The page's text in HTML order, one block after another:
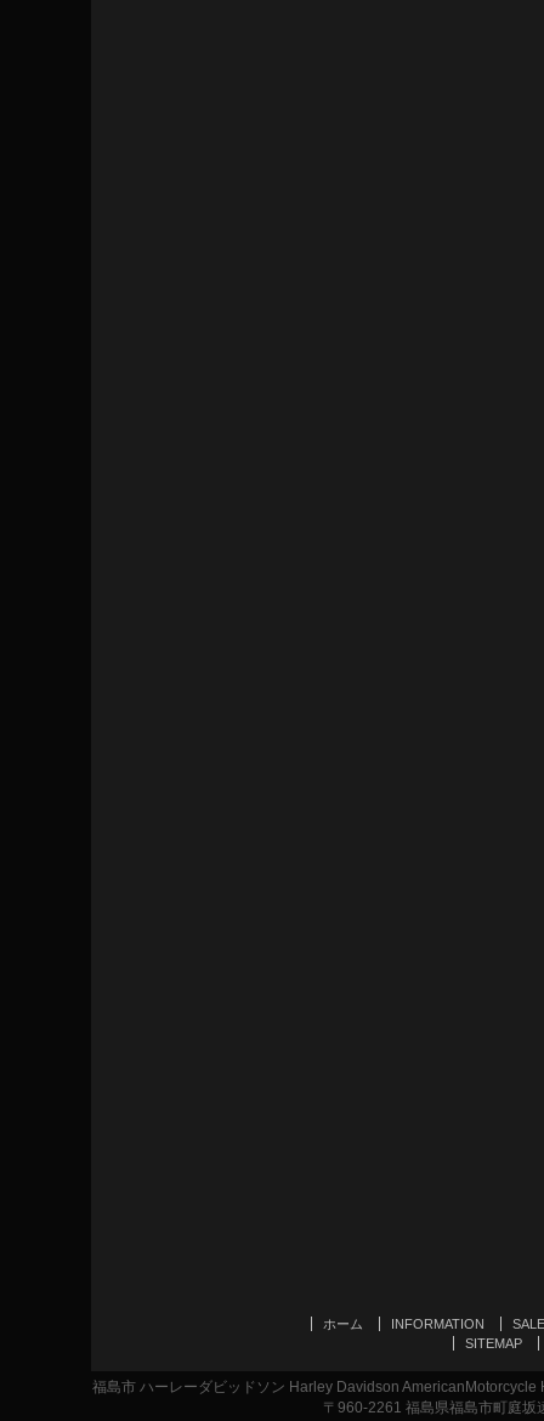
ホーム INFORMATION
SALE
SITEMAP
福島市 ハーレーダビッドソン Harley Davidson
〒960-2261 福島県福島市町庭